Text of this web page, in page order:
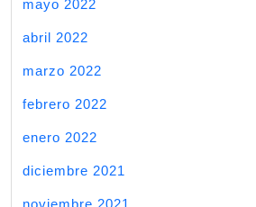
mayo 2022
abril 2022
marzo 2022
febrero 2022
enero 2022
diciembre 2021
noviembre 2021